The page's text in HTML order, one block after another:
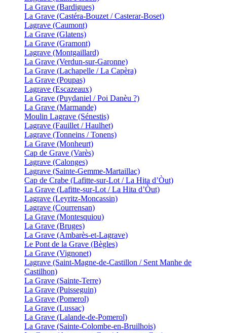
La Grave (Bardigues)
La Grave (Castéra-Bouzet / Casterar-Boset)
Lagrave (Caumont)
La Grave (Glatens)
La Grave (Gramont)
Lagrave (Montgaillard)
La Grave (Verdun-sur-Garonne)
La Grave (Lachapelle / La Capèra)
La Grave (Poupas)
Lagrave (Escazeaux)
La Grave (Puydaniel / Poi Danèu ?)
La Grave (Marmande)
Moulin Lagrave (Sénestis)
Lagrave (Fauillet / Haulhet)
Lagrave (Tonneins / Tonens)
La Grave (Monheurt)
Cap de Grave (Varès)
Lagrave (Calonges)
Lagrave (Sainte-Gemme-Martaillac)
Cap de Crabe (Lafitte-sur-Lot / La Hita d’Òut)
La Grave (Lafitte-sur-Lot / La Hita d’Òut)
Lagrave (Leyritz-Moncassin)
Lagrave (Courrensan)
La Grave (Montesquiou)
La Grave (Bruges)
La Grave (Ambarès-et-Lagrave)
Le Pont de la Grave (Bègles)
La Grave (Vignonet)
Lagrave (Saint-Magne-de-Castillon / Sent Manhe de
Castilhon)
La Grave (Sainte-Terre)
La Grave (Puisseguin)
La Grave (Pomerol)
La Grave (Lussac)
La Grave (Lalande-de-Pomerol)
La Grave (Sainte-Colombe-en-Bruilhois)